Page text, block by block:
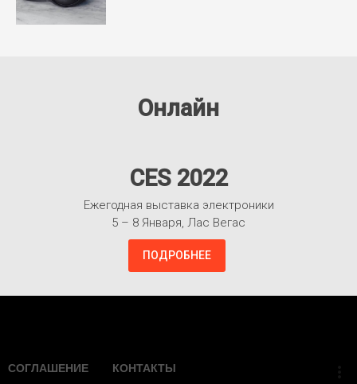
Онлайн
CES 2022
Ежегодная выставка электроники
5 – 8 Января, Лас Вегас
ПОДРОБНЕЕ
СОГЛАШЕНИЕ КОНТАКТЫ